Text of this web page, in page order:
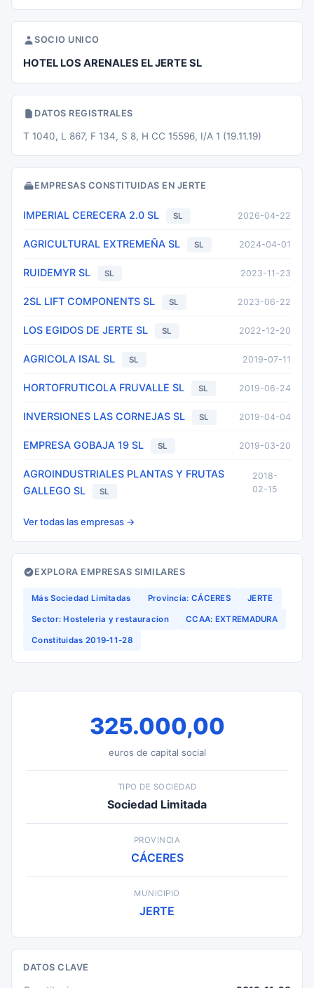
SOCIO UNICO
HOTEL LOS ARENALES EL JERTE SL
DATOS REGISTRALES
T 1040, L 867, F 134, S 8, H CC 15596, I/A 1 (19.11.19)
EMPRESAS CONSTITUIDAS EN JERTE
IMPERIAL CERECERA 2.0 SL SL 2026-04-22
AGRICULTURAL EXTREMEÑA SL SL 2024-04-01
RUIDEMYR SL SL 2023-11-23
2SL LIFT COMPONENTS SL SL 2023-06-22
LOS EGIDOS DE JERTE SL SL 2022-12-20
AGRICOLA ISAL SL SL 2019-07-11
HORTOFRUTICOLA FRUVALLE SL SL 2019-06-24
INVERSIONES LAS CORNEJAS SL SL 2019-04-04
EMPRESA GOBAJA 19 SL SL 2019-03-20
AGROINDUSTRIALES PLANTAS Y FRUTAS
GALLEGO SL
SL
2018-
02-15
Ver todas las empresas →
EXPLORA EMPRESAS SIMILARES
Más Sociedad Limitadas Provincia: CÁCERES JERTE
Sector: Hosteleria y restauracion CCAA: EXTREMADURA
Constituidas 2019-11-28
325.000,00
euros de capital social
TIPO DE SOCIEDAD
Sociedad Limitada
PROVINCIA
CÁCERES
MUNICIPIO
JERTE
DATOS CLAVE